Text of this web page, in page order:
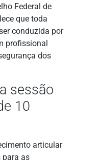
Federal de
que toda
conduzida por
profissional
dos
sessão
10
articular
para as